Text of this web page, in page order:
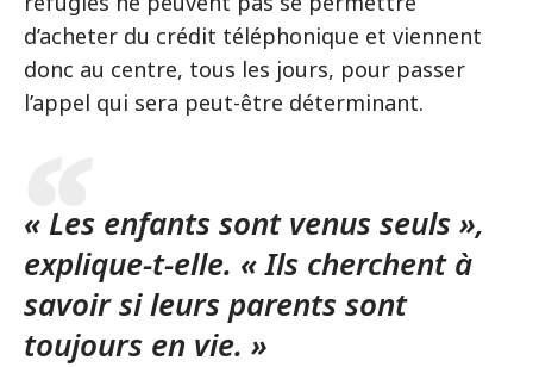
d’acheter du crédit téléphonique et viennent
donc au centre, tous les jours, pour passer
l’appel qui sera peut-être déterminant.
« Les enfants sont venus seuls »,
explique-t-elle. « Ils cherchent à
savoir si leurs parents sont
toujours en vie. »